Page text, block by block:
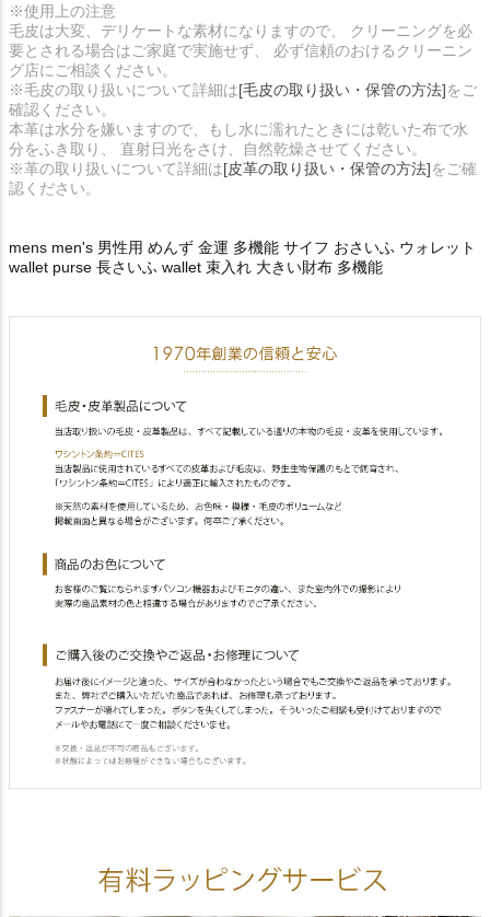
※使用上の注意
毛皮は大変、デリケートな素材になりますので、 クリーニングを必
要とされる場合はご家庭で実施せず、 必ず信頼のおけるクリーニン
グ店にご相談ください。
※毛皮の取り扱いについて詳細は[毛皮の取り扱い・保管の方法]をご
確認ください。
本革は水分を嫌いますので、もし水に濡れたときには乾いた布で水
分をふき取り、 直射日光をさけ、自然乾燥させてください。
※革の取り扱いについて詳細は[皮革の取り扱い・保管の方法]をご確
認ください。
mens men's 男性用 めんず 金運 多機能 サイフ おさいふ ウォレット
wallet purse 長さいふ wallet 束入れ 大きい財布 多機能